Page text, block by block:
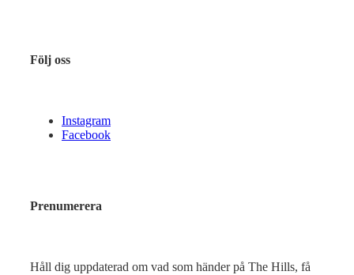
Följ oss
Instagram
Facebook
Prenumerera
Håll dig uppdaterad om vad som händer på The Hills, få